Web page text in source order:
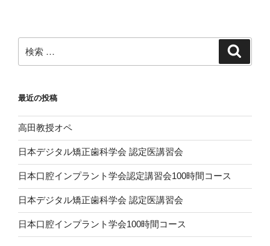
ン
索:
最近の投稿
高田教授オペ
日本デジタル矯正歯科学会 認定医講習会
日本口腔インプラント学会認定講習会100時間コース
日本デジタル矯正歯科学会 認定医講習会
日本口腔インプラント学会100時間コース